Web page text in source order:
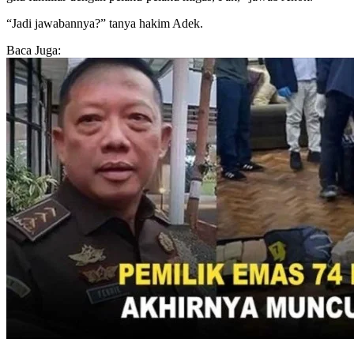
“Jadi jawabannya?” tanya hakim Adek.
Baca Juga: